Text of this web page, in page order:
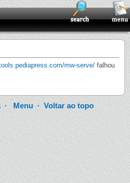
mw-serve/ falhou
· Menu· Voltar ao topo